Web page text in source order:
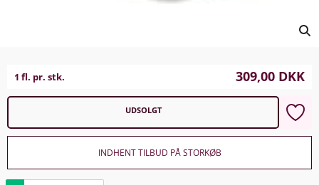
1 fl. pr. stk. 309,00 DKK
UDSOLGT
INDHENT TILBUD PÅ STORKØB